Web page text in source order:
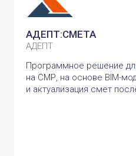
АДЕПТ:СМЕТА
АДЕПТ
Программное решение
на СМР, на основе BIM-
и актуализация смет